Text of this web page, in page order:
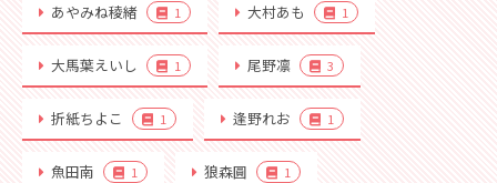
あやみね稜緒 1 大村あも 1
大馬葉えいし 1 尾野凛 3
折紙ちよこ 1 逢野れお 1
魚田南 1 狼森圓 1